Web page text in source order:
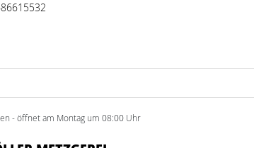
- öffnet am Montag um 08:00 Uhr